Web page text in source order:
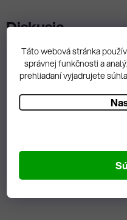
Táto webová stránka
správnej funkčnosti a
prehliadaní vyjadrujete
Diskusia